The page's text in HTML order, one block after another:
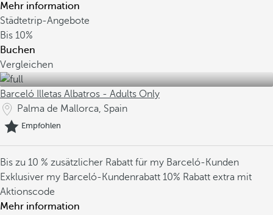
Mehr information
Städtetrip-Angebote
Bis 10%
Buchen
Vergleichen
Barceló Illetas Albatros - Adults Only
Palma de Mallorca, Spain
Empfohlen
Bis zu 10 % zusätzlicher Rabatt für my Barceló-Kunden
Exklusiver my Barceló-Kundenrabatt 10% Rabatt extra mit
Aktionscode
Mehr information